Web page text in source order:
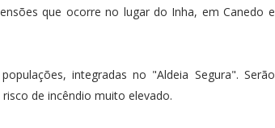
que ocorre no lugar do Inha, em Canedo e
integradas no "Aldeia Segura". Serão
de incêndio muito elevado.